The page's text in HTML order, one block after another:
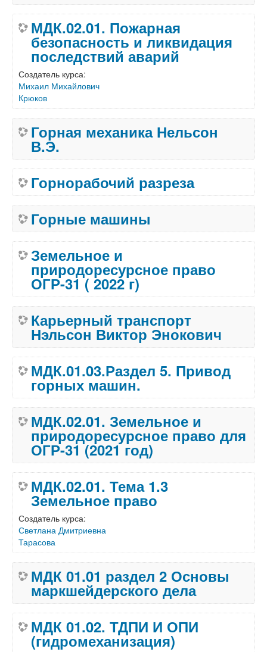
МДК.02.01. Пожарная
безопасность и ликвидация
последствий аварий
Создатель курса:
Михаил Михайлович
Крюков
Горная механика Нельсон
В.Э.
Горнорабочий разреза
Горные машины
Земельное и
природоресурсное право
ОГР-31 ( 2022 г)
Карьерный транспорт
Нэльсон Виктор Энокович
МДК.01.03.Раздел 5. Привод
горных машин.
МДК.02.01. Земельное и
природоресурсное право для
ОГР-31 (2021 год)
МДК.02.01. Тема 1.3
Земельное право
Создатель курса:
Светлана Дмитриевна
Тарасова
МДК 01.01 раздел 2 Основы
маркшейдерского дела
МДК 01.02. ТДПИ И ОПИ
(гидромеханизация)